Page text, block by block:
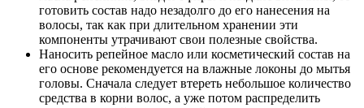
готовить состав надо незадолго до его нанесения на
волосы, так как при длительном хранении эти
компоненты утрачивают свои полезные свойства.
Наносить репейное масло или косметический состав на
его основе рекомендуется на влажные локоны до мытья
головы. Сначала следует втереть небольшое количество
средства в корни волос, а уже потом распределить